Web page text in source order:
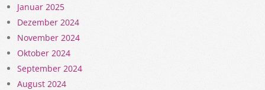
Januar 2025
Dezember 2024
November 2024
Oktober 2024
September 2024
August 2024